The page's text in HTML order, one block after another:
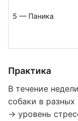
5 — Паника
Практика
В течение
собаки в разных
→ уровень